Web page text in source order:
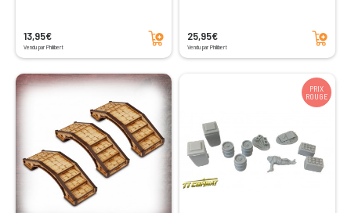
13,95€
Vendu par Philibert
Ajouter au panier 25,95€
Vendu par Philibert
Ajouter au panier
PRIX
ROUGE